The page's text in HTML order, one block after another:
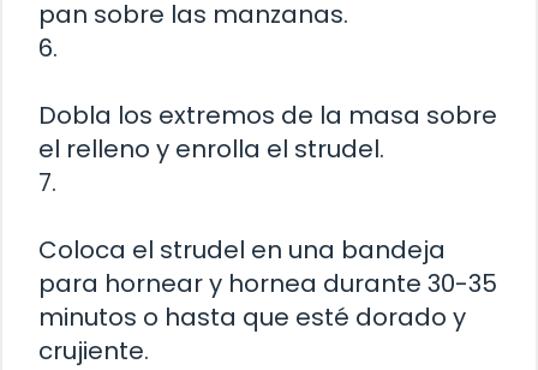
pan sobre las manzanas.
6.
Dobla los extremos de la masa sobre
el relleno y enrolla el strudel.
7.
Coloca el strudel en una bandeja
para hornear y hornea durante 30-35
minutos o hasta que esté dorado y
crujiente.